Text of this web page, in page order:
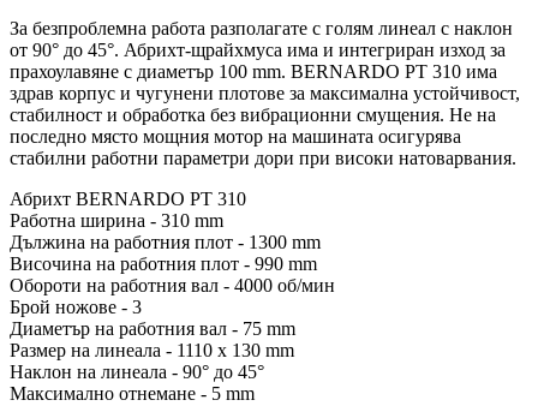
За безпроблемна работа разполагате с голям линеал с наклон
от 90° до 45°. Абрихт-щрайхмуса има и интегриран изход за
прахоулавяне с диаметър 100 mm. BERNARDO PT 310 има
здрав корпус и чугунени плотове за максимална устойчивост,
стабилност и обработка без вибрационни смущения. Не на
последно място мощния мотор на машината осигурява
стабилни работни параметри дори при високи натоварвания.
Абрихт BERNARDO PT 310
Работна ширина - 310 mm
Дължина на работния плот - 1300 mm
Височина на работния плот - 990 mm
Обороти на работния вал - 4000 об/мин
Брой ножове - 3
Диаметър на работния вал - 75 mm
Размер на линеала - 1110 х 130 mm
Наклон на линеала - 90° до 45°
Максимално отнемане - 5 mm